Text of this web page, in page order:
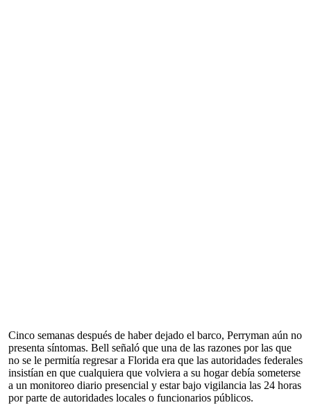
Cinco semanas después de haber dejado el barco, Perryman aún no
presenta síntomas. Bell señaló que una de las razones por las que
no se le permitía regresar a Florida era que las autoridades federales
insistían en que cualquiera que volviera a su hogar debía someterse
a un monitoreo diario presencial y estar bajo vigilancia las 24 horas
por parte de autoridades locales o funcionarios públicos.